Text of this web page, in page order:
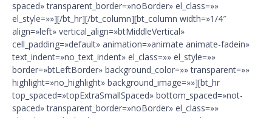
spaced» transparent_border=»noBorder» el_class=»»
el_style=»»][/bt_hr][/bt_column][bt_column width=»1/4″
align=»left» vertical_align=»btMiddleVertical»
cell_padding=»default» animation=»animate animate-fadein»
text_indent=»no_text_indent» el_class=»» el_style=»»
border=»btLeftBorder» background_color=»» transparent=»»
highlight=»no_highlight» background_image=»»][bt_hr
top_spaced=»topExtraSmallSpaced» bottom_spaced=»not-
spaced» transparent_border=»noBorder» el_class=»»